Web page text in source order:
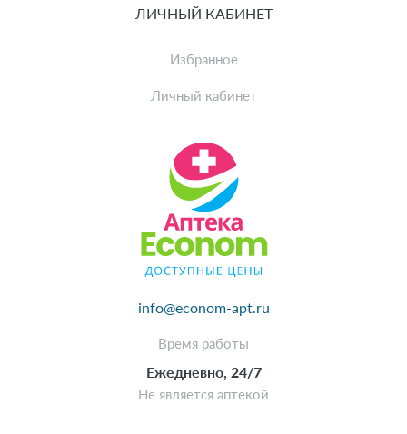
info@econom-apt.ru
Время работы
Ежедневно, 24/7
Не является аптекой
ЛИЧНЫЙ КАБИНЕТ
Избранное
Личный кабинет